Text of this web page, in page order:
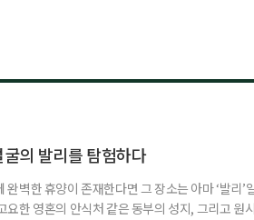
굴의 발리를 탐험하다
완벽한 휴양이 존재한다면 그 장소는 아마 ‘발리
요한 영혼의 안식처 같은 동부의 성지, 그리고